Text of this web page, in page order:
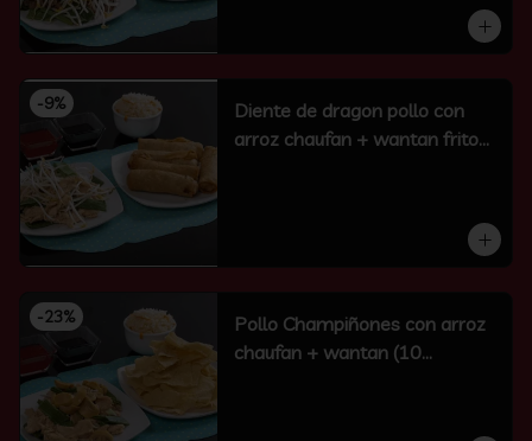
-9%
Diente de dragon pollo con
arroz chaufan + wantan frito
-23%
Pollo Champiñones con arroz
chaufan + wantan (10